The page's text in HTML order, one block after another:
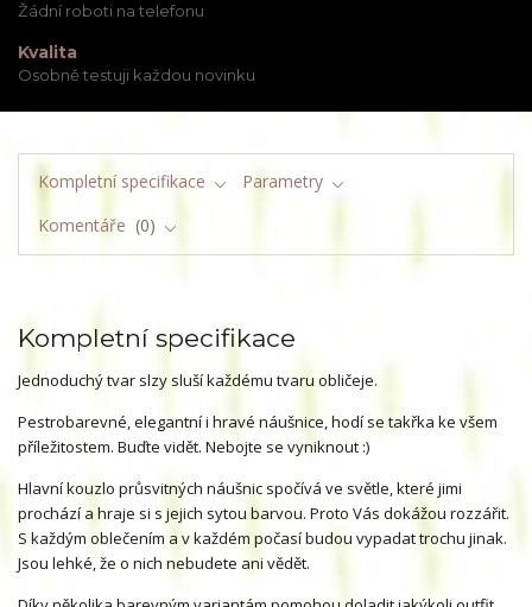
Žádní roboti na telefonu
Kvalita
Osobně testuji každou novinku
Kompletní specifikace
Parametry
Komentáře
0
Kompletní specifikace
Jednoduchý tvar slzy sluší každému tvaru obličeje.
Pestrobarevné, elegantní i hravé náušnice, hodí se takřka ke všem
příležitostem. Buďte vidět. Nebojte se vyniknout :)
Hlavní kouzlo průsvitných náušnic spočívá ve světle, které jimi
prochází a hraje si s jejich sytou barvou. Proto Vás dokážou rozzářit.
S každým oblečením a v každém počasí budou vypadat trochu jinak.
Jsou lehké, že o nich nebudete ani vědět.